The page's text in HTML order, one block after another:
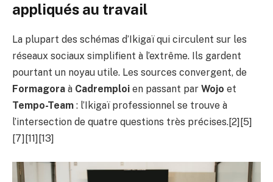
appliqués au travail
La plupart des schémas d’Ikigaï qui circulent sur les
réseaux sociaux simplifient à l’extrême. Ils gardent
pourtant un noyau utile. Les sources convergent, de
Formagora à Cadremploi en passant par Wojo et
Tempo-Team : l’Ikigaï professionnel se trouve à
l’intersection de quatre questions très précises.[2][5]
[7][11][13]